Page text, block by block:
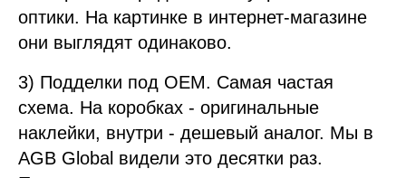
оптики. На картинке в интернет-магазине
они выглядят одинаково.
3) Подделки под OEM. Самая частая
схема. На коробках - оригинальные
наклейки, внутри - дешевый аналог. Мы в
AGB Global видели это десятки раз.